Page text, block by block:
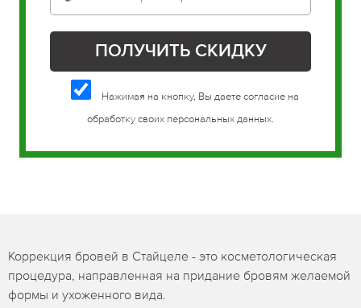
Нажимая на кнопку, Вы даете согласие на
обработку своих персональных данных.
Коррекция бровей в Стайцеле - это косметологическая
процедура, направленная на придание бровям желаемой
формы и ухоженного вида.